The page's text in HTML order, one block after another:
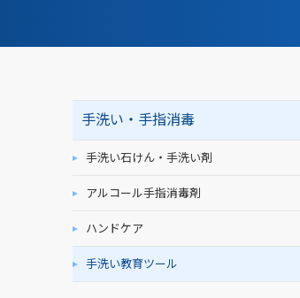
手洗い・手指消毒
手洗い石けん・手洗い剤
アルコール手指消毒剤
ハンドケア
手洗い教育ツール